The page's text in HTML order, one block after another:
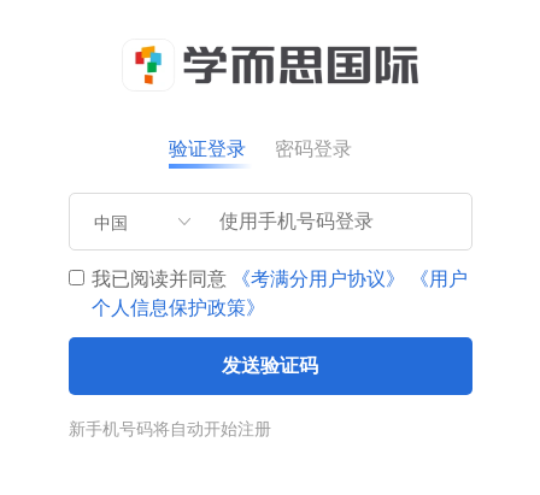
验证登录 密码登录
中国
我已阅读并同意 《考满分用户协议》
《用户
个人信息保护政策》
发送验证码
新手机号码将自动开始注册